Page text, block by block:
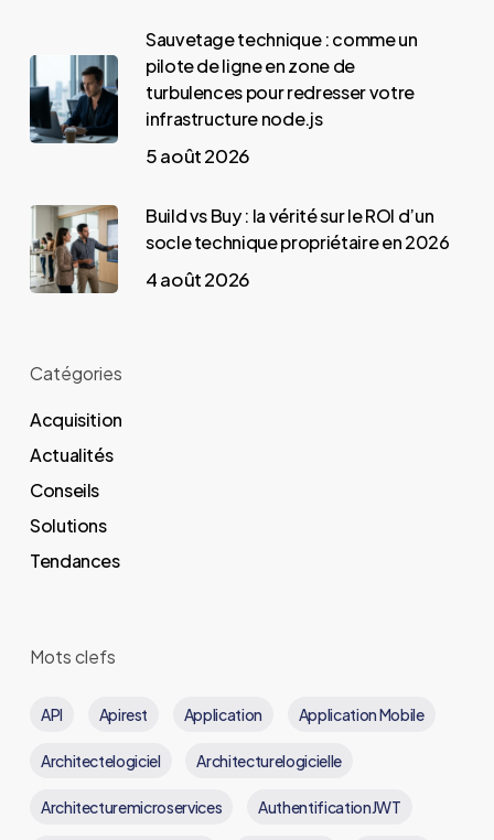
Sauvetage technique : comme un
pilote de ligne en zone de
turbulences pour redresser votre
infrastructure node.js
5 août 2026
Build vs Buy : la vérité sur le ROI d’un
socle technique propriétaire en 2026
4 août 2026
Catégories
Acquisition
Actualités
Conseils
Solutions
Tendances
Mots clefs
API Apirest Application Application Mobile
Architectelogiciel Architecturelogicielle
Architecturemicroservices AuthentificationJWT